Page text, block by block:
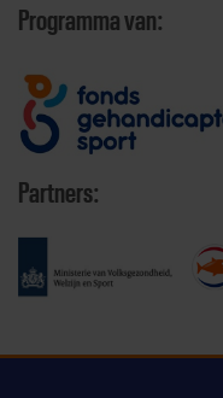
Programma van:
Partners: